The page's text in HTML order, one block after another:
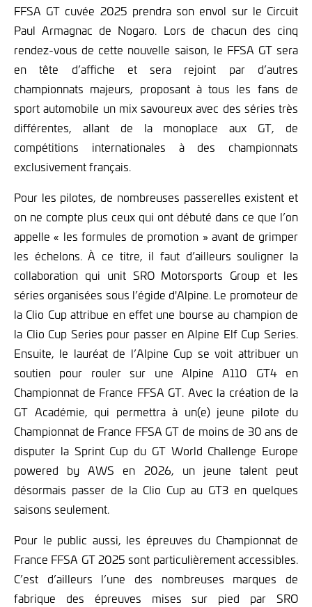
FFSA GT cuvée 2025 prendra son envol sur le Circuit
Paul Armagnac de Nogaro. Lors de chacun des cinq
rendez-vous de cette nouvelle saison, le FFSA GT sera
en tête d’affiche et sera rejoint par d’autres
championnats majeurs, proposant à tous les fans de
sport automobile un mix savoureux avec des séries très
différentes, allant de la monoplace aux GT, de
compétitions internationales à des championnats
exclusivement français.
Pour les pilotes, de nombreuses passerelles existent et
on ne compte plus ceux qui ont débuté dans ce que l’on
appelle « les formules de promotion » avant de grimper
les échelons. À ce titre, il faut d’ailleurs souligner la
collaboration qui unit SRO Motorsports Group et les
séries organisées sous l’égide d'Alpine. Le promoteur de
la Clio Cup attribue en effet une bourse au champion de
la Clio Cup Series pour passer en Alpine Elf Cup Series.
Ensuite, le lauréat de l’Alpine Cup se voit attribuer un
soutien pour rouler sur une Alpine A110 GT4 en
Championnat de France FFSA GT. Avec la création de la
GT Académie, qui permettra à un(e) jeune pilote du
Championnat de France FFSA GT de moins de 30 ans de
disputer la Sprint Cup du GT World Challenge Europe
powered by AWS en 2026, un jeune talent peut
désormais passer de la Clio Cup au GT3 en quelques
saisons seulement.
Pour le public aussi, les épreuves du Championnat de
France FFSA GT 2025 sont particulièrement accessibles.
C’est d’ailleurs l’une des nombreuses marques de
fabrique des épreuves mises sur pied par SRO